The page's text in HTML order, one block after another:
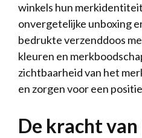
winkels hun
onvergetelijke unboxing
bedrukte verzenddoos
kleuren en
zichtbaarheid van het
en zorgen voor een
De kracht